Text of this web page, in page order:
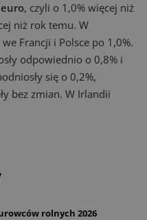
, czyli o 1,0% więcej niż
niż rok temu. W
Francji i Polsce po 1,0%.
odpowiednio o 0,8% i
się o 0,2%,
bez zmian. W Irlandii
rolnych 2026